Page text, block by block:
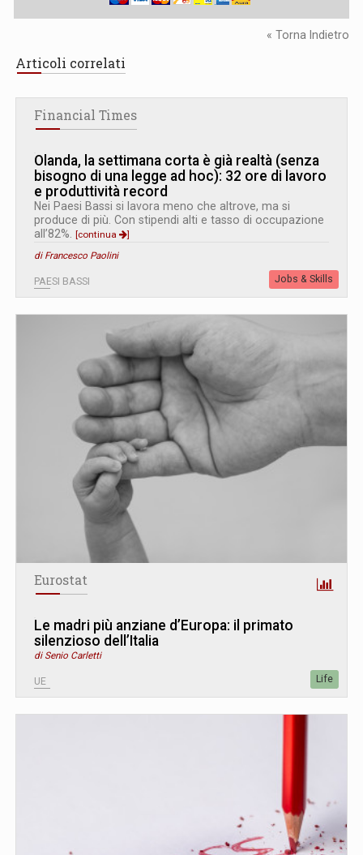
« Torna Indietro
Articoli correlati
Financial Times
Olanda, la settimana corta è già realtà (senza
bisogno di una legge ad hoc): 32 ore di lavoro
e produttività record
Nei Paesi Bassi si lavora meno che altrove, ma si
produce di più. Con stipendi alti e tasso di occupazione
all’82%.
[continua
]
di Francesco Paolini
PAESI BASSI Jobs & Skills
Eurostat
Le madri più anziane d’Europa: il primato
silenzioso dell’Italia
di Senio Carletti
UE Life